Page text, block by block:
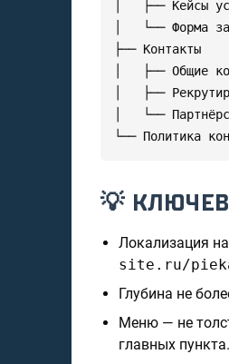
│   ├── Кейсы
│   └── Форма
├── Контакты
│   ├── Общие
│   ├──
│   └──
└── Политика
💡
Локализация
site.ru/
Глубина не
Меню — не
главных пункта.